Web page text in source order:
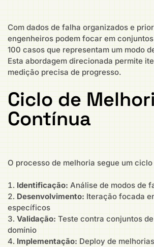
Com dados de falha organizados e
engenheiros podem focar em
100 casos que representam um modo
Esta abordagem direcionada permite
medição precisa de progresso.
Ciclo de
Contínua
O processo de melhoria segue um
Identificação: Análise de modos de
Desenvolvimento: Iteração focada
específicos
Validação: Teste contra conjuntos
domínio
Implementação: Deploy de